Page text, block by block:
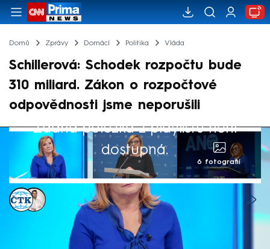
Domů Zprávy Domácí Politika Vláda
Schillerová: Schodek rozpočtu bude
310 miliard. Zákon o rozpočtové
odpovědnosti jsme neporušili
Žádná položka z playlistu není
dostupná.
6 fotografií
ČTK
Petr Šilhán
Akt. 26. led 2026, 17:15• 26. led 2026, 14:03
Stát bude letos hospodařit se schodkem